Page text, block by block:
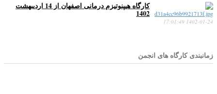
کارگاه هیپنوتیزم درمانی اصفهان از 14 اردیبهشت
1402
1402-01-24 17:01:49
زمانبندی کارگاه های انجمن